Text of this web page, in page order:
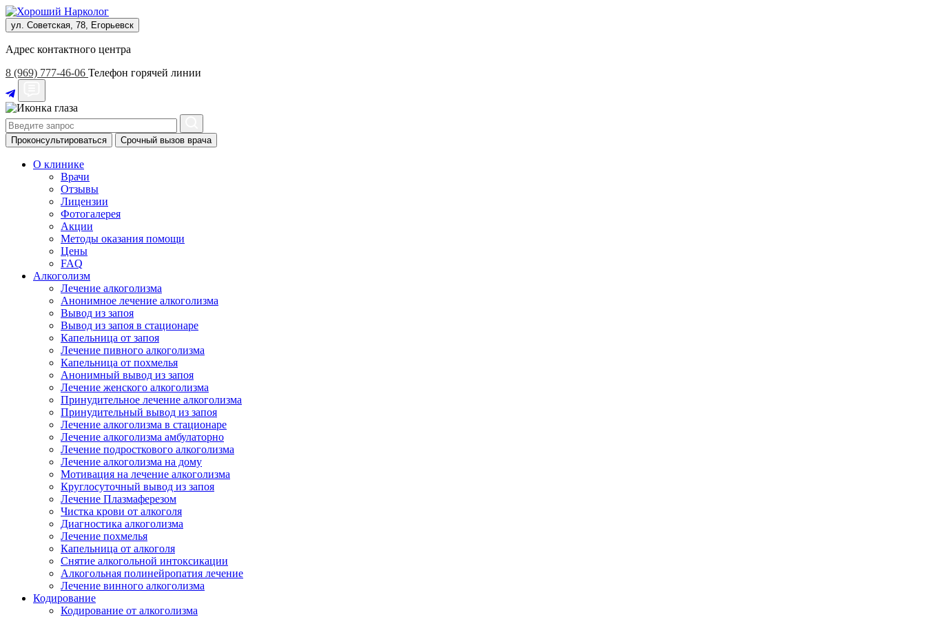
ул. Советская, 78, Егорьевск
Адрес контактного центра
8 (969) 777-46-06 Телефон горячей линии
Проконсультироваться Срочный вызов врача
О клинике
Врачи
Отзывы
Лицензии
Фотогалерея
Акции
Методы оказания помощи
Цены
FAQ
Алкоголизм
Лечение алкоголизма
Анонимное лечение алкоголизма
Вывод из запоя
Вывод из запоя в стационаре
Капельница от запоя
Лечение пивного алкоголизма
Капельница от похмелья
Анонимный вывод из запоя
Лечение женского алкоголизма
Принудительное лечение алкоголизма
Принудительный вывод из запоя
Лечение алкоголизма в стационаре
Лечение алкоголизма амбулаторно
Лечение подросткового алкоголизма
Лечение алкоголизма на дому
Мотивация на лечение алкоголизма
Круглосуточный вывод из запоя
Лечение Плазмаферезом
Чистка крови от алкоголя
Диагностика алкоголизма
Лечение похмелья
Капельница от алкоголя
Снятие алкогольной интоксикации
Алкогольная полинейропатия лечение
Лечение винного алкоголизма
Кодирование
Кодирование от алкоголизма